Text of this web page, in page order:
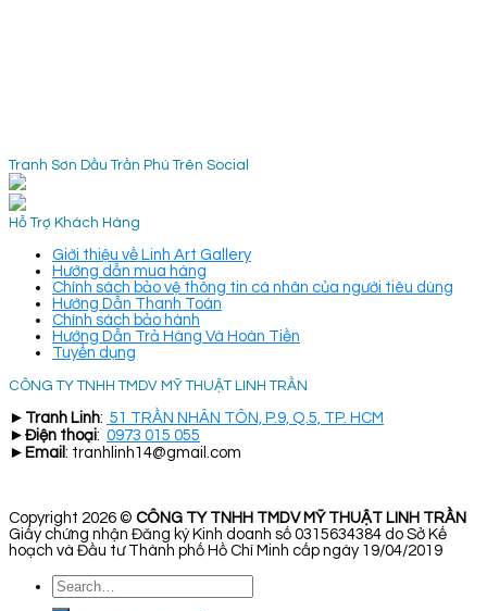
Tranh Sơn Dầu Trần Phú Trên Social
Hỗ Trợ Khách Hàng
Giới thiệu về Linh Art Gallery
Hướng dẫn mua hàng
Chính sách bảo vệ thông tin cá nhân của người tiêu dùng
Hướng Dẫn Thanh Toán
Chính sách bảo hành
Hướng Dẫn Trả Hàng Và Hoàn Tiền
Tuyển dụng
CÔNG TY TNHH TMDV MỸ THUẬT LINH TRẦN
► Tranh Linh: 51 TRẦN NHÂN TÔN, P.9, Q.5, TP. HCM
► Điện thoại: 0973 015 055
► Email : tranhlinh14@gmail.com
Copyright 2026 © CÔNG TY TNHH TMDV MỸ THUẬT LINH TRẦN
Giấy chứng nhận Đăng ký Kinh doanh số 0315634384 do Sở Kế
hoạch và Đầu tư Thành phố Hồ Chí Minh cấp ngày 19/04/2019
Search
for: